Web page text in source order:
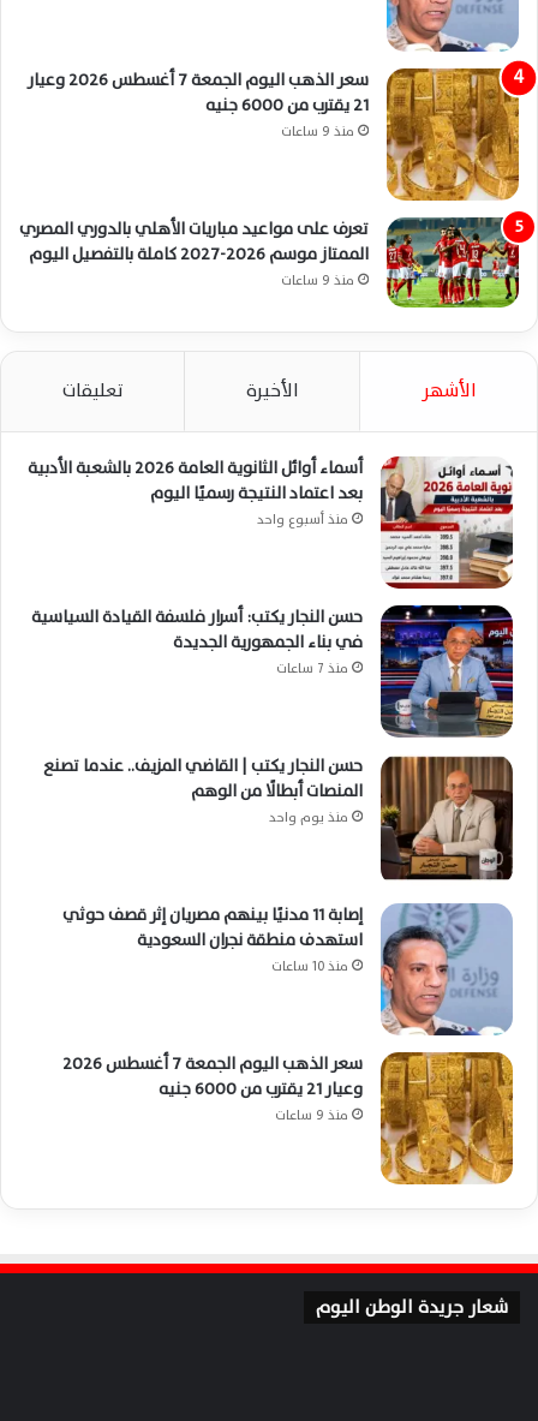
سعر الذهب اليوم الجمعة 7 أغسطس 2026 وعيار
21 يقترب من 6000 جنيه
منذ 9 ساعات
تعرف على مواعيد مباريات الأهلي بالدوري المصري
الممتاز موسم 2026-2027 كاملة بالتفصيل اليوم
منذ 9 ساعات
الأشهر الأخيرة تعليقات
أسماء أوائل الثانوية العامة 2026 بالشعبة الأدبية
بعد اعتماد النتيجة رسميًا اليوم
منذ أسبوع واحد
حسن النجار يكتب: أسرار فلسفة القيادة السياسية
في بناء الجمهورية الجديدة
منذ 7 ساعات
حسن النجار يكتب | القاضي المزيف.. عندما تصنع
المنصات أبطالًا من الوهم
منذ يوم واحد
إصابة 11 مدنيًا بينهم مصريان إثر قصف حوثي
استهدف منطقة نجران السعودية
منذ 10 ساعات
سعر الذهب اليوم الجمعة 7 أغسطس 2026
وعيار 21 يقترب من 6000 جنيه
منذ 9 ساعات
شعار جريدة الوطن اليوم